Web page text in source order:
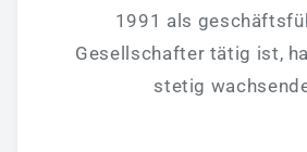
1991 als
Gesellschafter tätig ist,
stetig